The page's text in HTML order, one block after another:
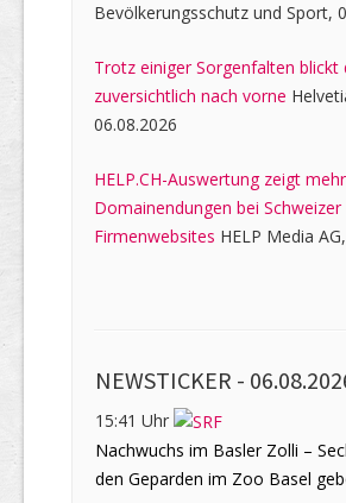
Bevölkerungsschutz und Sport,
Trotz einiger Sorgenfalten blickt
zuversichtlich nach vorne
06.08.2026
HELP.CH-Auswertung zeigt
Domainendungen bei Schweizer
Firmenwebsites HELP Media
NEWSTICKER -
15:41 Uhr
Nachwuchs im Basler Zolli –
den Geparden im Zoo Basel